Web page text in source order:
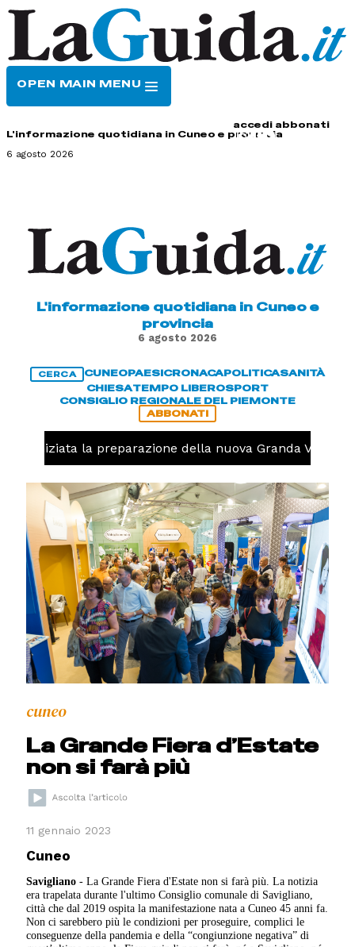
OPEN MAIN MENU
accedi abbonati
L'informazione quotidiana in Cuneo e provincia
6 agosto 2026
L'informazione quotidiana in Cuneo e
provincia
6 agosto 2026
CERCA CUNEOPAESICRONACAPOLITICASANITÀ
CHIESATEMPO LIBEROSPORT
CONSIGLIO REGIONALE DEL PIEMONTE
ABBONATI
iniziata la preparazione della nuova Granda Volley
cuneo
La Grande Fiera d’Estate
non si farà più
11 gennaio 2023
Cuneo
Savigliano - La Grande Fiera d'Estate non si farà più. La notizia
era trapelata durante l'ultimo Consiglio comunale di Savigliano,
città che dal 2019 ospita la manifestazione nata a Cuneo 45 anni fa.
Non ci sarebbero più le condizioni per proseguire, complici le
conseguenze della pandemia e della “congiunzione negativa” di